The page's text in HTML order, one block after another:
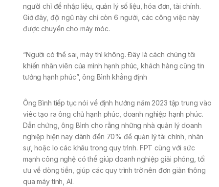
người chỉ để nhập liệu, quản lý số liệu, hóa đơn, tài chính.
Giờ đây, đội ngũ này chỉ còn 6 người, các công việc này
được chuyển cho máy móc.
“Người có thể sai, máy thì không. Đây là cách chúng tôi
khiến nhân viên của mình hạnh phúc, khách hàng cũng tin
tưởng hạnh phúc”, ông Bình khẳng định
Ông Bình tiếp tục nói về định hướng năm 2023 tập trung vào
viêc tạo ra ông chủ hạnh phúc, doanh nghiệp hạnh phúc.
Dẫn chứng, ông Bình cho rằng những nhà quản lý doanh
nghiệp hiện nay dành đến 70% để quản lý tài chính, nhân
sự, hoặc lo các khâu trong quy trình. FPT cùng với sức
mạnh công nghệ có thể giúp doanh nghiệp giải phóng, tối
ưu về dòng tiền, giúp các quy trình trở nên đơn giản thông
qua máy tính, AI.